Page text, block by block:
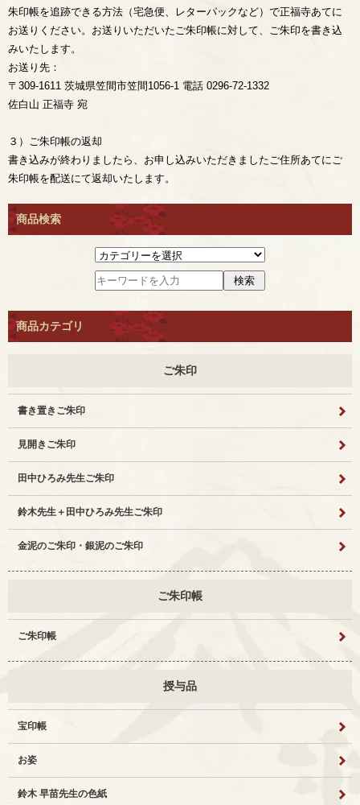
朱印帳を追跡できる方法（宅急便、レターパックなど）で正福寺あてに
お送りください。お送りいただいたご朱印帳に対して、ご朱印を書き込
みいたします。
お送り先：
〒309-1611 茨城県笠間市笠間1056-1 電話 0296-72-1332
佐白山 正福寺 宛
３）ご朱印帳の返却
書き込みが終わりましたら、お申し込みいただきましたご住所あてにご
朱印帳を配送にて返却いたします。
商品検索
商品カテゴリ
ご朱印
書き置きご朱印
見開きご朱印
田中ひろみ先生ご朱印
鈴木先生＋田中ひろみ先生ご朱印
金泥のご朱印・銀泥のご朱印
ご朱印帳
ご朱印帳
授与品
宝印帳
お姿
鈴木 早苗先生の色紙